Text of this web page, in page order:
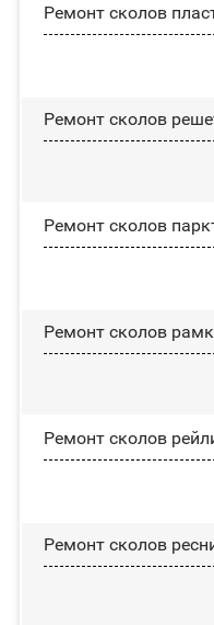
Ремонт сколов
Ремонт сколов
Ремонт сколов
Ремонт сколов
Ремонт сколов
Ремонт сколов